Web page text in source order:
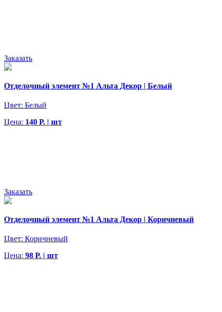
Заказать
Отделочный элемент №1 Альта Декор | Белый
Цвет: Белый
Цена: 140 Р. | шт
Заказать
Отделочный элемент №1 Альта Декор | Коричневый
Цвет: Коричневый
Цена: 98 Р. | шт